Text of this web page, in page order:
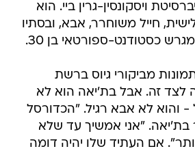
ויסקונסין-גרין ביי. הוא
חייל משוחרר, אבא, ובסתיו
כסטודנט-ספורטאי בן 30.
מביקורי גיוס ברשת
לצד זה. אבל בת'יאה הוא לא
- והוא לא אבא רגיל. "הכדורסל
בת'יאה. "אני אמשיך עד שלא
אם העתיד שלו יהיה דומה